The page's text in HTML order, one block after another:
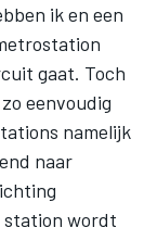
ik en een
gaat. Toch
eenvoudig
namelijk
naar
station wordt